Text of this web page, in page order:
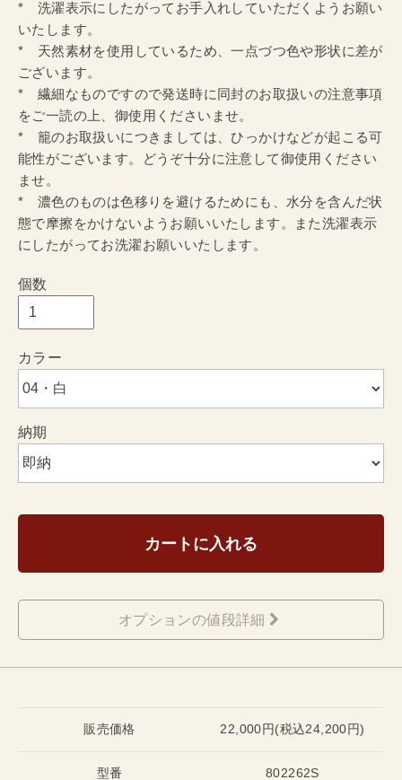
* 洗濯表示にしたがってお手入れしていただくようお願い
いたします。
* 天然素材を使用しているため、一点づつ色や形状に差が
ございます。
* 繊細なものですので発送時に同封のお取扱いの注意事項
をご一読の上、御使用くださいませ。
* 籠のお取扱いにつきましては、ひっかけなどが起こる可
能性がございます。どうぞ十分に注意して御使用ください
ませ。
* 濃色のものは色移りを避けるためにも、水分を含んだ状
態で摩擦をかけないようお願いいたします。また洗濯表示
にしたがってお洗濯お願いいたします。
個数
カラー
納期
カートに入れる
オプションの値段詳細
販売価格 22,000円(税込24,200円)
型番 802262S